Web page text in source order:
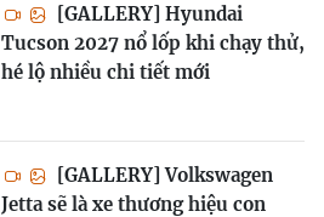
[GALLERY] Hyundai
Tucson 2027 nổ lốp khi chạy thử,
hé lộ nhiều chi tiết mới
[GALLERY] Volkswagen
Jetta sẽ là xe thương hiệu con